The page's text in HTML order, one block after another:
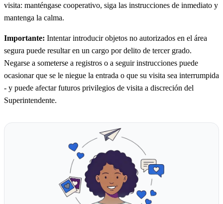
visita: manténgase cooperativo, siga las instrucciones de inmediato y
mantenga la calma.
Importante: Intentar introducir objetos no autorizados en el área
segura puede resultar en un cargo por delito de tercer grado.
Negarse a someterse a registros o a seguir instrucciones puede
ocasionar que se le niegue la entrada o que su visita sea interrumpida
- y puede afectar futuros privilegios de visita a discreción del
Superintendente.